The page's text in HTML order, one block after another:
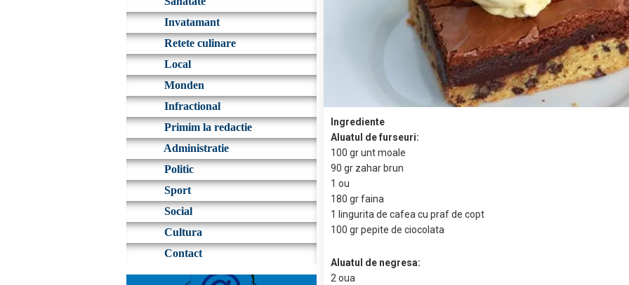
Invatamant
Retete culinare
Local
Monden
Infractional
Primim la redactie
Administratie
Politic
Sport
Social
Cultura
Contact
Ingrediente
Aluatul de furseuri:
100 gr unt moale
90 gr zahar brun
1 ou
180 gr faina
1 lingurita de cafea cu praf de copt
100 gr pepite de ciocolata
Aluatul de negresa:
2 oua